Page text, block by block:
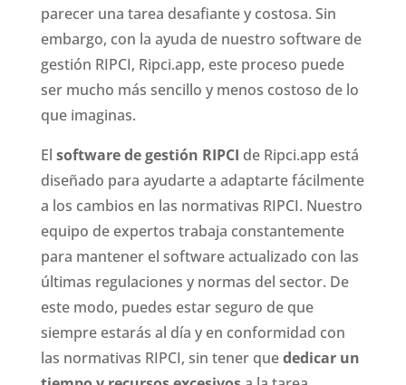
parecer una tarea desafiante y costosa. Sin
embargo, con la ayuda de nuestro software de
gestión RIPCI, Ripci.app, este proceso puede
ser mucho más sencillo y menos costoso de lo
que imaginas.
El software de gestión RIPCI de Ripci.app está
diseñado para ayudarte a adaptarte fácilmente
a los cambios en las normativas RIPCI. Nuestro
equipo de expertos trabaja constantemente
para mantener el software actualizado con las
últimas regulaciones y normas del sector. De
este modo, puedes estar seguro de que
siempre estarás al día y en conformidad con
las normativas RIPCI, sin tener quededicar un